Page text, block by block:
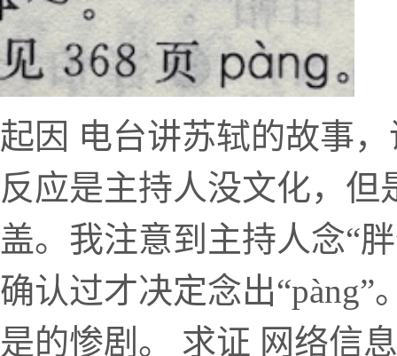
起因 电台讲苏轼的故事
反应是主持人没文化，
盖。我注意到主持人念“
确认过才决定念出
是的惨剧。 求证 网络信